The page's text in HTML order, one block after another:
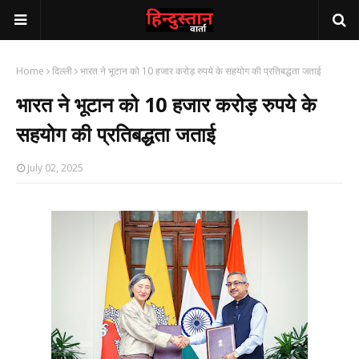
Home दिल्ली भारत ने भूटान को 10 हजार करोड़ रुपये के सहयोग की प्रतिबद्धता जताई
भारत ने भूटान को 10 हजार करोड़ रुपये के
सहयोग की प्रतिबद्धता जताई
July 02, 2025